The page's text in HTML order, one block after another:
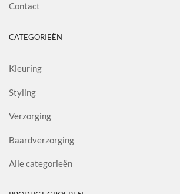
Contact
CATEGORIEËN
Kleuring
Styling
Verzorging
Baardverzorging
Alle categorieën